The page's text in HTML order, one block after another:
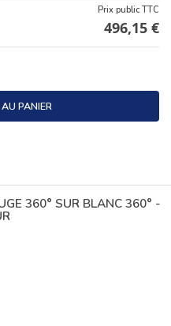
Prix public TTC
496,15 €
PANIER
360° SUR BLANC 360° -